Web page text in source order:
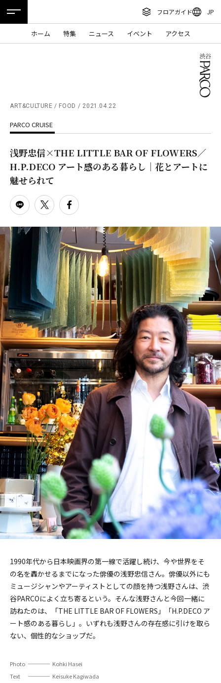
フロアガイド JP
ホーム 特集 ニュース イベント アクセス
ニュース
特集
TAX FREE
DELIVERY SERVICES
オンラインストア
リクルート
ENGLISH
繁体字
ภาษาไทย
日本語
ART&CULTURE / FOOD 2021.04.22
PARCO CRUISE
浅野忠信×THE LITTLE BAR OF FLOWERS／
H.P.DECO アート感のある暮らし｜花とアートに
魅せられて
1990年代から日本映画界の第一線で活躍し続け、今や世界をそ
の名を轟かせるまでになった俳優の浅野忠信さん。俳優以外にも
ミュージシャンやアーティストとしての顔を持つ浅野さんは、渋
谷PARCOによく立ち寄るという。そんな浅野さんと今回一緒に
訪ねたのは、「THE LITTLE BAR OF FLOWERS」「H.P.DECO ア
ート感のある暮らし」。いずれも浅野さんの存在感に引けを取ら
ない、個性的なショップだ。
Photo
Kohki Hasei
Text
Keisuke Kagiwada